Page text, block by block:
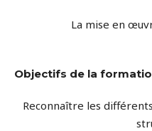
La mise en
Objectifs de la
Reconnaître les